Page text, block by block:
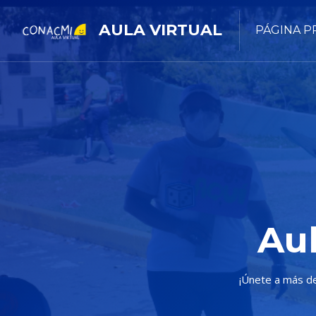
AULA VIRTUAL PÁGINA
¡Únete a más